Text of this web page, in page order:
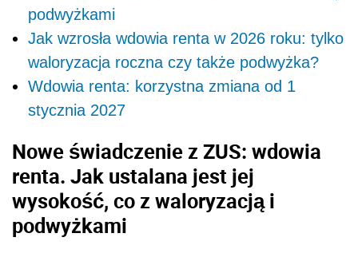
podwyżkami
Jak wzrosła wdowia renta w 2026 roku: tylko
waloryzacja roczna czy także podwyżka?
Wdowia renta: korzystna zmiana od 1
stycznia 2027
Nowe świadczenie z ZUS: wdowia
renta. Jak ustalana jest jej
wysokość, co z waloryzacją i
podwyżkami